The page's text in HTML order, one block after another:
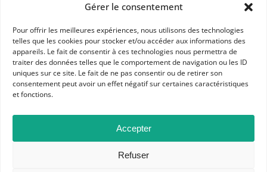
Gérer le consentement
Pour offrir les meilleures expériences, nous utilisons des technologies
telles que les cookies pour stocker et/ou accéder aux informations des
appareils. Le fait de consentir à ces technologies nous permettra de
traiter des données telles que le comportement de navigation ou les ID
uniques sur ce site. Le fait de ne pas consentir ou de retirer son
consentement peut avoir un effet négatif sur certaines caractéristiques
et fonctions.
Accepter
Refuser
APHG
Association des professeurs d'histoire et géographie
+ 33 0(1) 42 33 62 37